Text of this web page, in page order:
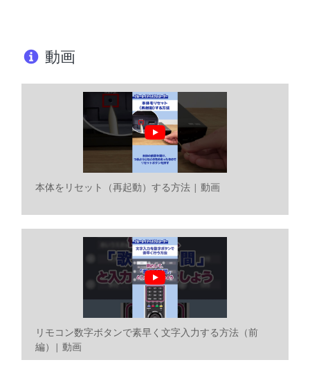
動画
本体をリセット（再起動）する方法 | 動画
リモコン数字ボタンで素早く文字入力する方法（前
編）| 動画